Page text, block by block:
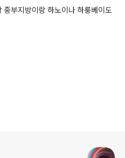
중부지방이랑 하노이나 하룽베이도